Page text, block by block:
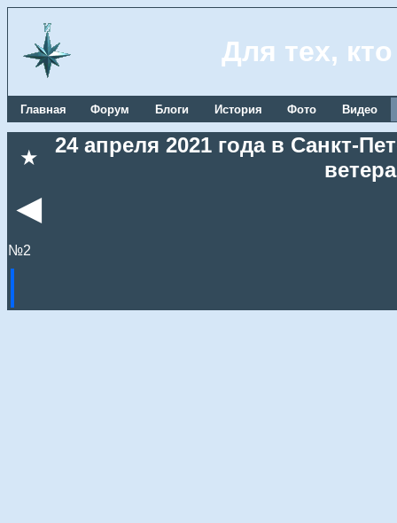
Для тех,
Главная Форум Блоги История Фото Видео
★
24 апреля 2021 года в Санкт-
◄
№2